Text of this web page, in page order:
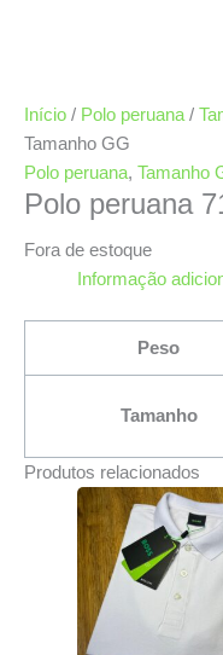
Início / Polo peruana /
Tamanho GG
Polo peruana, Tamanho
Polo peruana
Fora de estoque
Informação
Peso
Tamanho
Produtos relacionados